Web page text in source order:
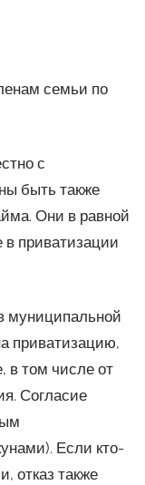
семьи по
с
быть также
Они в равной
в приватизации
муниципальной
приватизацию,
том числе от
Согласие
Если кто-
отказ также